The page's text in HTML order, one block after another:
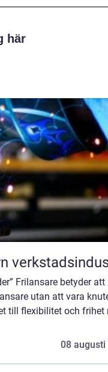
här
Frilansare betyder att
utan att vara
till flexibilitet och frihet
08 augusti